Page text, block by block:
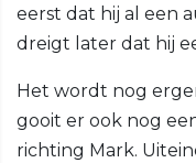
eerst dat hij al een
dreigt later dat hij
Het wordt nog
gooit er ook nog
richting Mark.